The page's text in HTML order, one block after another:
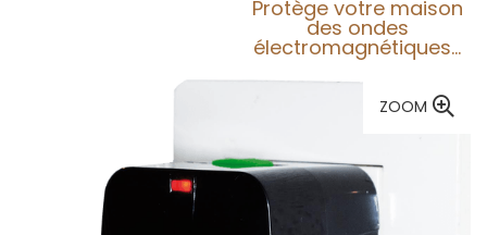
Protège votre maison
des ondes
électromagnétiques...
ZOOM